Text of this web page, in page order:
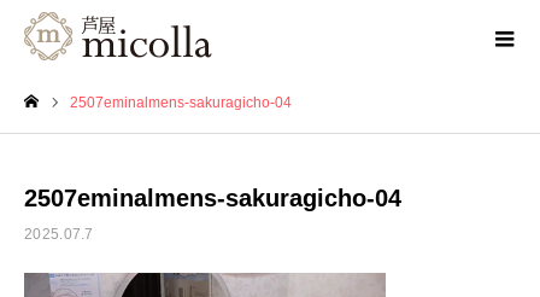
2507eminalmens-sakuragicho-04
2507eminalmens-sakuragicho-04
2025.07.7